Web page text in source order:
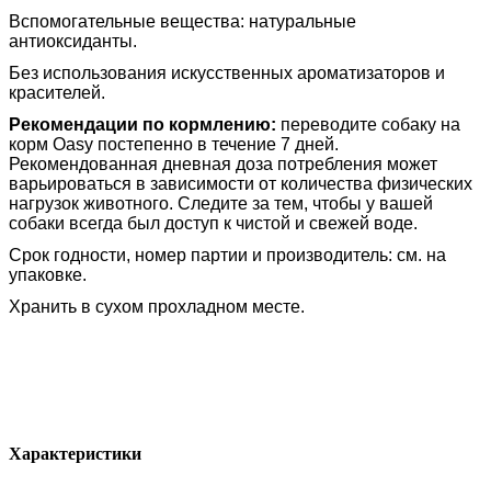
Вспомогательные вещества: натуральные
антиоксиданты.
Без использования искусственных ароматизаторов и
красителей.
Рекомендации по кормлению: переводите собаку на
корм Oasy постепенно в течение 7 дней.
Рекомендованная дневная доза потребления может
варьироваться в зависимости от количества физических
нагрузок животного. Следите за тем, чтобы у вашей
собаки всегда был доступ к чистой и свежей воде.
Срок годности, номер партии и производитель: см. на
упаковке.
Хранить в сухом прохладном месте.
Характеристики